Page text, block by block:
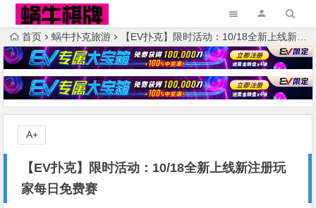
首页 蜗牛扑克旅游 【EV扑克】限时活动：10/18全新上线新注册玩家每日免费赛
【EV扑克】限时活动：10/18全新上线新注册玩
家每日免费赛
A+